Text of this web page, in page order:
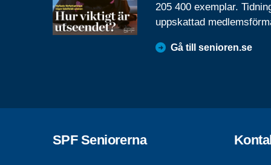
205 400 exemplar.
uppskattad
Gå till senioren.se
SPF Seniorerna